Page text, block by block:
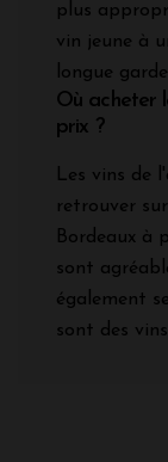
plus
vin jeune à
longue
Où acheter
prix ?
Les vins de
retrouver
Bordeaux à
sont
également
sont des